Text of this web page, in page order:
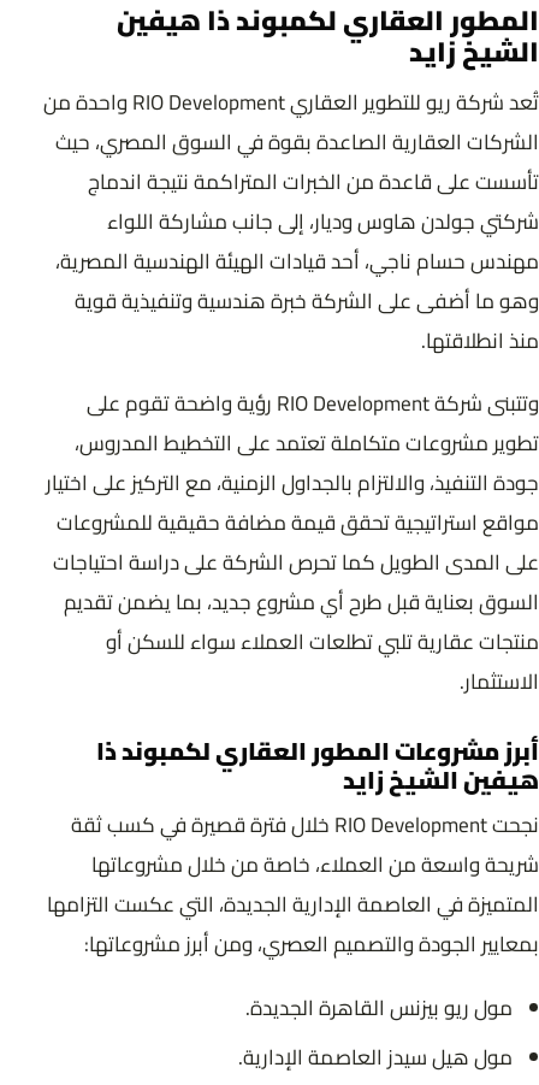
المطور العقاري لكمبوند ذا هيفين
الشيخ زايد
تُعد شركة ريو للتطوير العقاري RIO Development واحدة من
الشركات العقارية الصاعدة بقوة في السوق المصري، حيث
تأسست على قاعدة من الخبرات المتراكمة نتيجة اندماج
شركتي جولدن هاوس وديار، إلى جانب مشاركة اللواء
مهندس حسام ناجي، أحد قيادات الهيئة الهندسية المصرية،
وهو ما أضفى على الشركة خبرة هندسية وتنفيذية قوية
منذ انطلاقتها.
وتتبنى شركة RIO Development رؤية واضحة تقوم على
تطوير مشروعات متكاملة تعتمد على التخطيط المدروس،
جودة التنفيذ، والالتزام بالجداول الزمنية، مع التركيز على اختيار
مواقع استراتيجية تحقق قيمة مضافة حقيقية للمشروعات
على المدى الطويل كما تحرص الشركة على دراسة احتياجات
السوق بعناية قبل طرح أي مشروع جديد، بما يضمن تقديم
منتجات عقارية تلبي تطلعات العملاء سواء للسكن أو
الاستثمار.
أبرز مشروعات المطور العقاري لكمبوند ذا
هيفين الشيخ زايد
نجحت RIO Development خلال فترة قصيرة في كسب ثقة
شريحة واسعة من العملاء، خاصة من خلال مشروعاتها
المتميزة في العاصمة الإدارية الجديدة، التي عكست التزامها
بمعايير الجودة والتصميم العصري، ومن أبرز مشروعاتها:
مول ريو بيزنس القاهرة الجديدة.
مول هيل سيدز العاصمة الإدارية.